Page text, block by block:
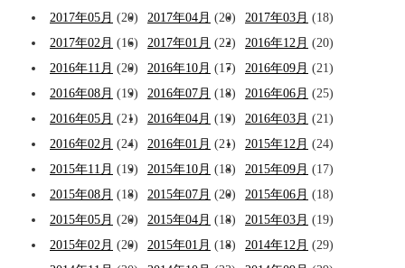
2017年05月 (20) 2017年04月 (20) 2017年03月 (18)
2017年02月 (16) 2017年01月 (22) 2016年12月 (20)
2016年11月 (20) 2016年10月 (17) 2016年09月 (21)
2016年08月 (19) 2016年07月 (18) 2016年06月 (25)
2016年05月 (21) 2016年04月 (19) 2016年03月 (21)
2016年02月 (24) 2016年01月 (21) 2015年12月 (24)
2015年11月 (19) 2015年10月 (18) 2015年09月 (17)
2015年08月 (18) 2015年07月 (20) 2015年06月 (18)
2015年05月 (20) 2015年04月 (18) 2015年03月 (19)
2015年02月 (20) 2015年01月 (18) 2014年12月 (29)